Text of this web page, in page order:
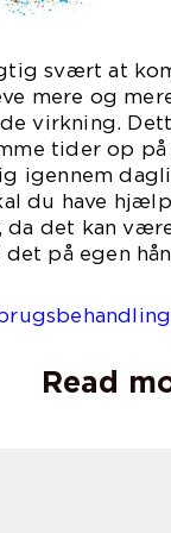
svært at
mere og
virkning.
tider op
igennem
du have
da det kan
på egen
Read